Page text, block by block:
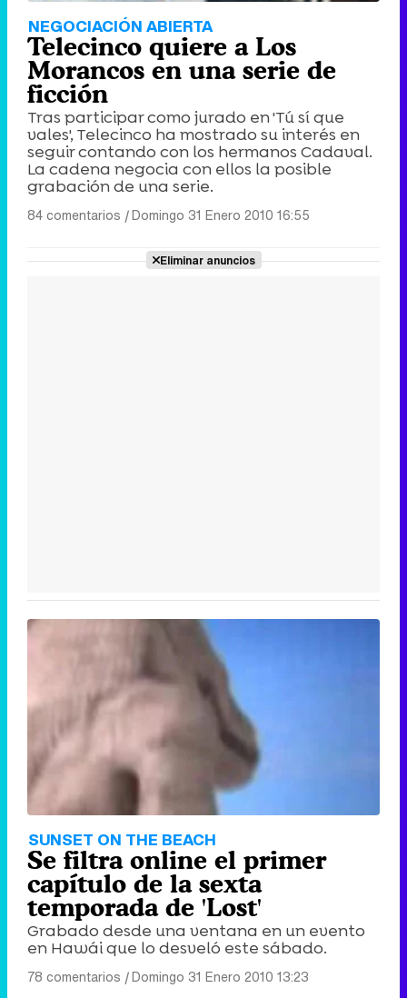
NEGOCIACIÓN ABIERTA
Telecinco quiere a Los
Morancos en una serie de
ficción
Tras participar como jurado en 'Tú sí que
vales', Telecinco ha mostrado su interés en
seguir contando con los hermanos Cadaval.
La cadena negocia con ellos la posible
grabación de una serie.
84 comentarios |Domingo 31 Enero 2010 16:55
Eliminar anuncios
SUNSET ON THE BEACH
Se filtra online el primer
capítulo de la sexta
temporada de 'Lost'
Grabado desde una ventana en un evento
en Hawái que lo desveló este sábado.
78 comentarios |Domingo 31 Enero 2010 13:23